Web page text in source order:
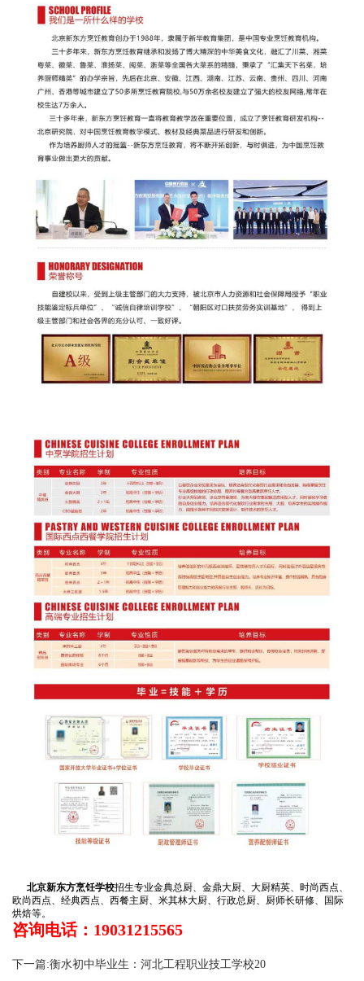
北京新东方烹饪学校招生专业金典总厨、金鼎大厨、大厨精英、时尚西点、
欧尚西点、经典西点、西餐主厨、米其林大厨、行政总厨、厨师长研修、国际
烘焙等。
咨询电话：19031215565
下一篇:衡水初中毕业生：河北工程职业技工学校20